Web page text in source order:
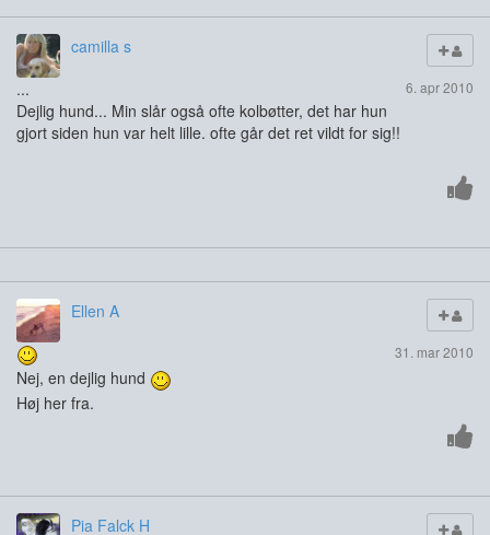
camilla s
6. apr 2010
...
Dejlig hund... Min slår også ofte kolbøtter, det har hun
gjort siden hun var helt lille. ofte går det ret vildt for sig!!
Ellen A
31. mar 2010
Nej, en dejlig hund
Høj her fra.
Pia Falck H